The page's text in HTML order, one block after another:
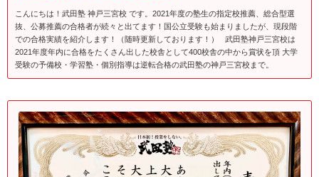
こんにちは！武田塾 神戸三宮校 です。2021年度の塾生の指定校推薦、総合型選
抜、公募推薦の合格者が続々と出てます！国公立受験も始まりましたが、現段階
での合格実績を紹介します！（随時更新しております！） 武田塾神戸三宮校は
2021年度年内に合格をたくさん出した校舎として400校舎の中から賞状を頂 大学
受験の予備校・学習塾・個別指導は逆転合格の武田塾の神戸三宮校まで。